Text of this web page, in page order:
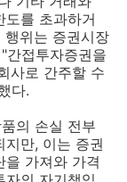
도를 초과하거
위는 증권시장
간접투자증권을
사로 간주할 수
다.
의 손실 전부
만, 이는 증권
을 가져와 가격